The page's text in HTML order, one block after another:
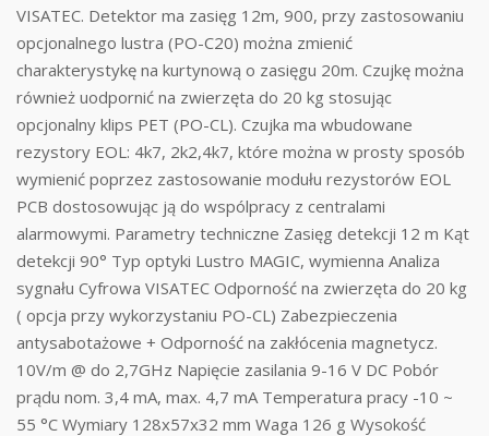
VISATEC. Detektor ma zasięg 12m, 900, przy zastosowaniu
opcjonalnego lustra (PO-C20) można zmienić
charakterystykę na kurtynową o zasięgu 20m. Czujkę można
również uodpornić na zwierzęta do 20 kg stosując
opcjonalny klips PET (PO-CL). Czujka ma wbudowane
rezystory EOL: 4k7, 2k2,4k7, które można w prosty sposób
wymienić poprzez zastosowanie modułu rezystorów EOL
PCB dostosowując ją do wspólpracy z centralami
alarmowymi. Parametry techniczne Zasięg detekcji 12 m Kąt
detekcji 90° Typ optyki Lustro MAGIC, wymienna Analiza
sygnału Cyfrowa VISATEC Odporność na zwierzęta do 20 kg
( opcja przy wykorzystaniu PO-CL) Zabezpieczenia
antysabotażowe + Odporność na zakłócenia magnetycz.
10V/m @ do 2,7GHz Napięcie zasilania 9-16 V DC Pobór
prądu nom. 3,4 mA, max. 4,7 mA Temperatura pracy -10 ~
55 °C Wymiary 128x57x32 mm Waga 126 g Wysokość